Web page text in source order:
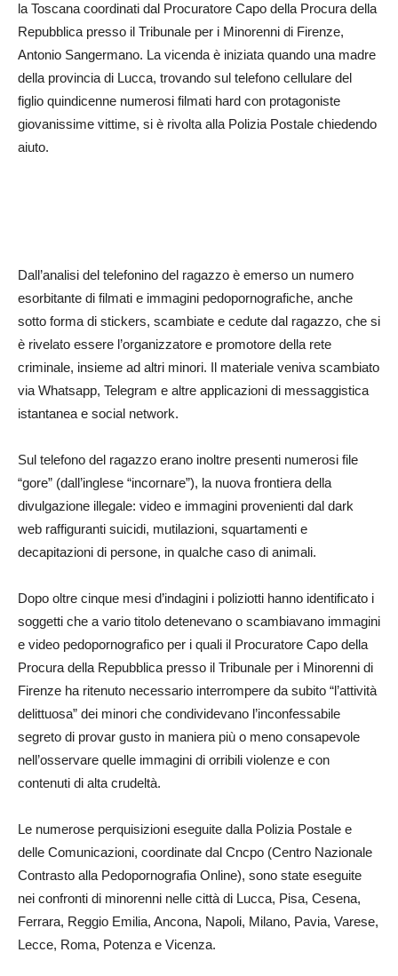
la Toscana coordinati dal Procuratore Capo della Procura della
Repubblica presso il Tribunale per i Minorenni di Firenze,
Antonio Sangermano. La vicenda è iniziata quando una madre
della provincia di Lucca, trovando sul telefono cellulare del
figlio quindicenne numerosi filmati hard con protagoniste
giovanissime vittime, si è rivolta alla Polizia Postale chiedendo
aiuto.
Dall’analisi del telefonino del ragazzo è emerso un numero
esorbitante di filmati e immagini pedopornografiche, anche
sotto forma di stickers, scambiate e cedute dal ragazzo, che si
è rivelato essere l’organizzatore e promotore della rete
criminale, insieme ad altri minori. Il materiale veniva scambiato
via Whatsapp, Telegram e altre applicazioni di messaggistica
istantanea e social network.
Sul telefono del ragazzo erano inoltre presenti numerosi file
“gore” (dall’inglese “incornare”), la nuova frontiera della
divulgazione illegale: video e immagini provenienti dal dark
web raffiguranti suicidi, mutilazioni, squartamenti e
decapitazioni di persone, in qualche caso di animali.
Dopo oltre cinque mesi d’indagini i poliziotti hanno identificato i
soggetti che a vario titolo detenevano o scambiavano immagini
e video pedopornografico per i quali il Procuratore Capo della
Procura della Repubblica presso il Tribunale per i Minorenni di
Firenze ha ritenuto necessario interrompere da subito “l’attività
delittuosa” dei minori che condividevano l’inconfessabile
segreto di provar gusto in maniera più o meno consapevole
nell’osservare quelle immagini di orribili violenze e con
contenuti di alta crudeltà.
Le numerose perquisizioni eseguite dalla Polizia Postale e
delle Comunicazioni, coordinate dal Cncpo (Centro Nazionale
Contrasto alla Pedopornografia Online), sono state eseguite
nei confronti di minorenni nelle città di Lucca, Pisa, Cesena,
Ferrara, Reggio Emilia, Ancona, Napoli, Milano, Pavia, Varese,
Lecce, Roma, Potenza e Vicenza.